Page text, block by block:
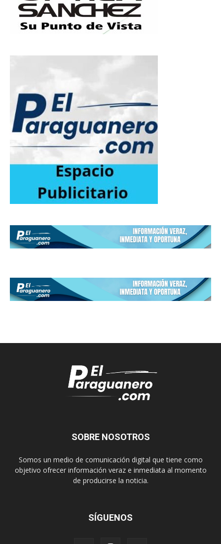
SOBRE NOSOTROS
Somos un medio de comunicación digital que tiene como
objetivo ofrecer información veraz e inmediata al momento
de producirse la noticia.
SÍGUENOS